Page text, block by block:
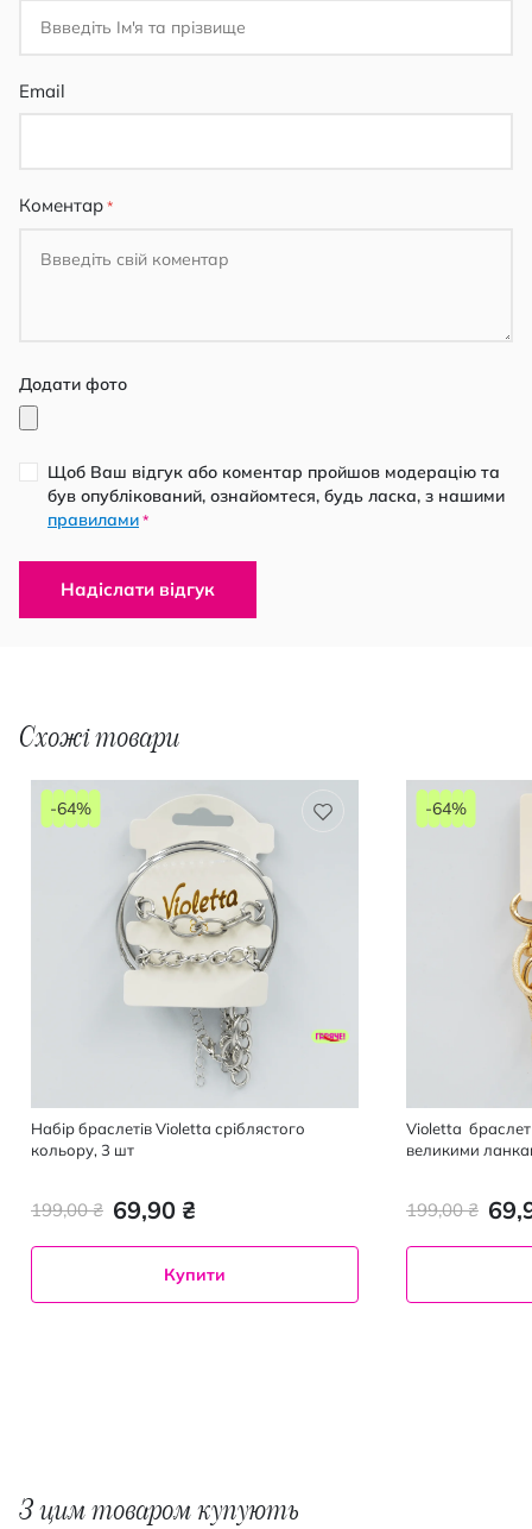
Email
Коментар
Додати фото
Щоб Ваш відгук або коментар пройшов модерацію та
був опублікований, ознайомтеся, будь ласка, з нашими
правилами *
Надіслати відгук
Схожі товари
Набір браслетів Violetta сріблястого
кольору, 3 шт
69,90 ₴
199,00 ₴
-64%
Купити
Violetta браслет
великими
199,00 ₴
-64%
З цим товаром купують